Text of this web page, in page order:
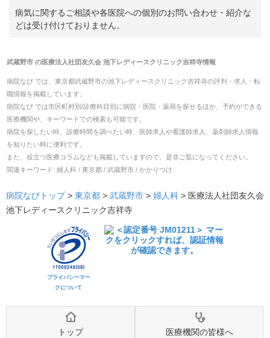
病気に関するご相談や各医院への個別のお問い合わせ・紹介な
どは受け付けておりません。
武蔵野市の医療法人社団友久会 池下レディースクリニック吉祥寺情報
病院なび では、 東京都武蔵野市の池下レディースクリニック吉祥寺の評判・求人・転
職情報を掲載しています。
病院なび では市区町村別/診療科目別に病院・医院・薬局を探せるほか、予約ができる
医療機関や、キーワードでの検索も可能です。
病院を探したい時、診療時間を調べたい時、医師求人や看護師求人、薬剤師求人情報
を知りたい時に便利です。
また、役立つ医療コラムなども掲載していますので、是非ご覧になってください。
関連キーワード: 婦人科 / 東京都 / 武蔵野市 / かかりつけ
病院なびトップ> 東京都 > 武蔵野市 > 婦人科 > 医療法人社団友久会
池下レディースクリニック吉祥寺
プライバシーマー
クについて
トップ 医療機関の皆様へ